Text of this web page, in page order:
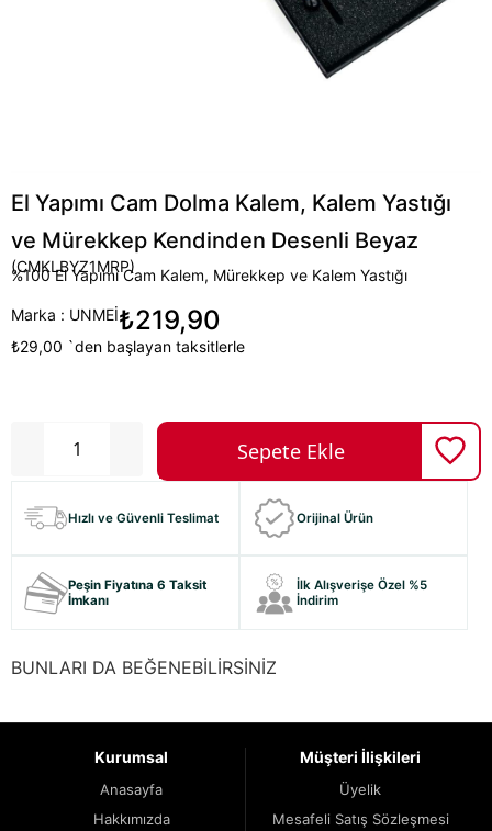
El Yapımı Cam Dolma Kalem, Kalem Yastığı
ve Mürekkep Kendinden Desenli Beyaz
(CMKLBYZ1MRP)
Marka : UNMEİ₺219,90
₺29,00 `den başlayan taksitlerle
%100 El Yapımı Cam Kalem, Mürekkep ve Kalem Yastığı
Hızlı ve Güvenli Teslimat Orijinal Ürün
Peşin Fiyatına 6 Taksit
İmkanı
İlk Alışverişe Özel %5
İndirim
BUNLARI DA BEĞENEBİLİRSİNİZ
Kurumsal
Anasayfa
Hakkımızda
Müşteri İlişkileri
Üyelik
Mesafeli Satış Sözleşmesi